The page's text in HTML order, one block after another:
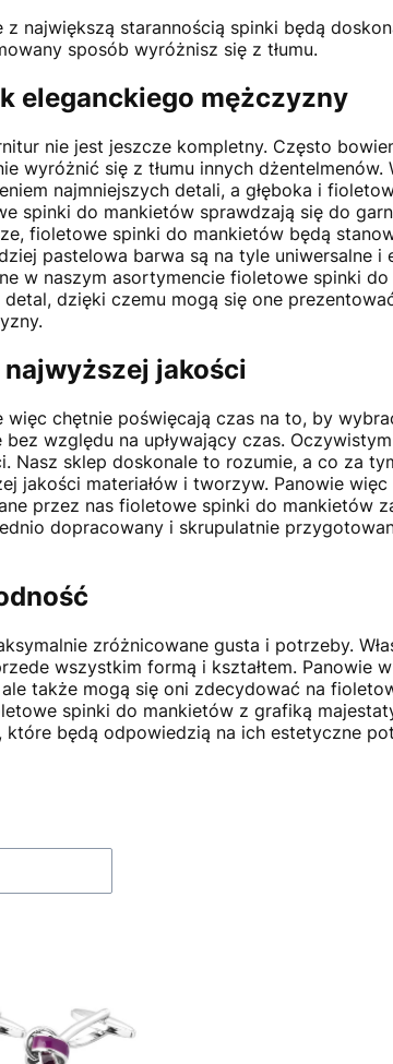
największą starannością spinki będą
sposób wyróżnisz się z tłumu.
eleganckiego mężczyzny
nie jest jeszcze kompletny. Często
wyróżnić się z tłumu innych
najmniejszych detali, a głęboka i
spinki do mankietów sprawdzają się do
fioletowe spinki do mankietów będą
pastelowa barwa są na tyle uniwersalne
w naszym asortymencie fioletowe spinki
dzięki czemu mogą się one
jakości
chętnie poświęcają czas na to, by
względu na upływający czas.
sklep doskonale to rozumie, a co za
materiałów i tworzyw. Panowie
przez nas fioletowe spinki do mankietów
dopracowany i skrupulatnie
zróżnicowane gusta i potrzeby.
wszystkim formą i kształtem. Panowie
także mogą się oni zdecydować na
spinki do mankietów z grafiką
będą odpowiedzią na ich estetyczne